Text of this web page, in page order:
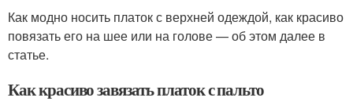
Как модно носить платок с верхней одеждой, как красиво
повязать его на шее или на голове — об этом далее в
статье.
Как красиво завязать платок с пальто